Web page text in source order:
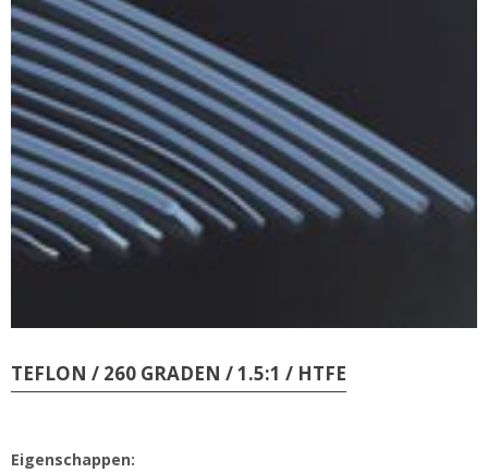
TEFLON / 260 GRADEN / 1.5:1 / HTFE
Eigenschappen: